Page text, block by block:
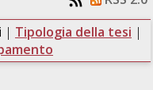
| Tipologia della tesi |